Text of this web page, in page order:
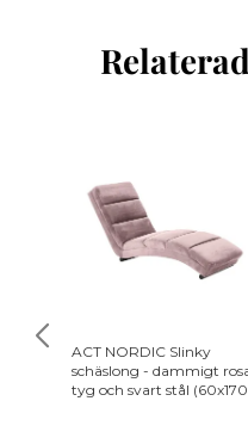
ACT NORDIC Slinky
schäslong - dammigt
tyg och svart stål